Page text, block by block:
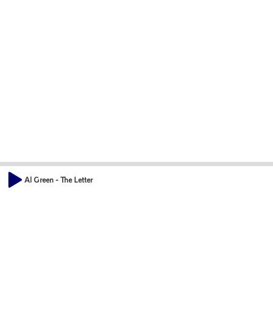
Al Green - The Letter